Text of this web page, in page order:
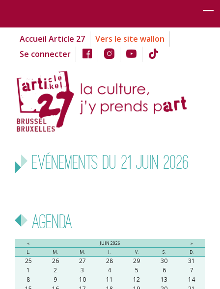
Accueil Article 27
Vers le site wallon
Se connecter
Evénements du 21 juin 2026
Agenda
« JUIN 2026
»
L.
M. M. J. V. S. D.
25 26 27 28 29 30
31
1
2 3 4 5 6
7
8
9 10 11 12 13
14